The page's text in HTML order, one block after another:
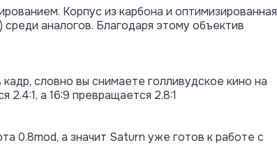
Корпус из карбона и оптимизированная
аналогов. Благодаря этому объектив
словно вы снимаете голливудское кино на
а 16:9 превращается 2.8:1
0.8mod, а значит Saturn уже готов к работе с